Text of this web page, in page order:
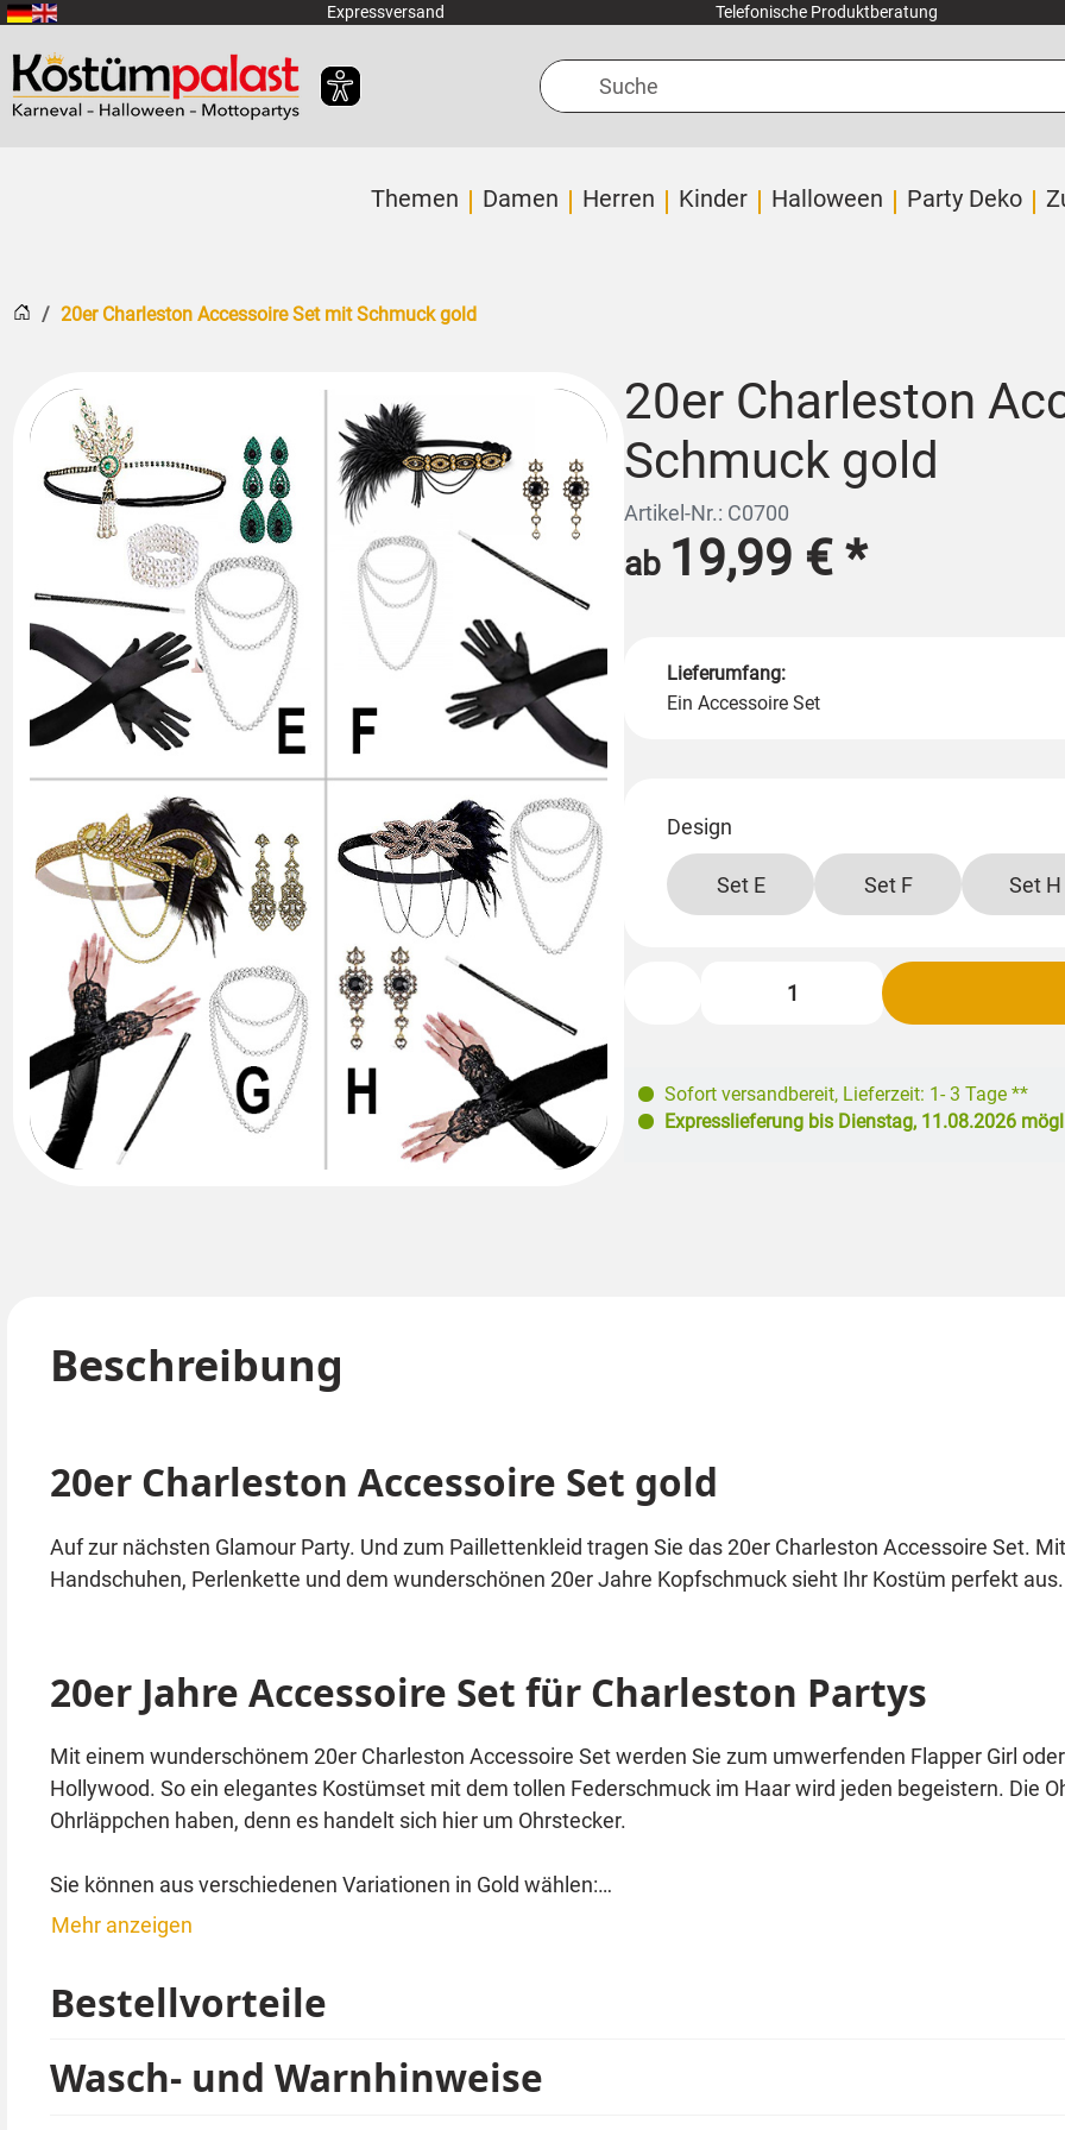
Zum Hauptinhalt springen Expressversand Telefonische Produktberatung
Suche
Themen Damen Herren Kinder Halloween Party Deko
Startseite
20er Charleston Accessoire Set mit Schmuck gold
20er Charleston
Schmuck gold
Artikel-Nr.: C0700
ab 19,99 €*
Lieferumfang:
Ein Accessoire Set
Design
Set E Set F Set H
Sofort versandbereit, Lieferzeit: 1- 3 Tage **
Expresslieferung bis Dienstag, 11.08.2026
Beschreibung
20er Charleston Accessoire Set gold
Auf zur nächsten Glamour Party. Und zum Paillettenkleid tragen Sie das 20er Charleston Accessoire Set.
Handschuhen, Perlenkette und dem wunderschönen 20er Jahre Kopfschmuck sieht Ihr Kostüm perfekt
20er Jahre Accessoire Set für Charleston Partys
Mit einem wunderschönem 20er Charleston Accessoire Set werden Sie zum umwerfenden Flapper Girl
Hollywood. So ein elegantes Kostümset mit dem tollen Federschmuck im Haar wird jeden begeistern. Die
Ohrläppchen haben, denn es handelt sich hier um Ohrstecker.
Sie können aus verschiedenen Variationen in Gold wählen:
Grüne Ohrringe
Perlenarmband
Mehr anzeigen
Bestellvorteile
Wasch- und Warnhinweise